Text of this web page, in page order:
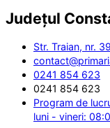
Județul
Str. Traian, nr.
0241 854 623
0241 854 623
Program de
luni - vineri: